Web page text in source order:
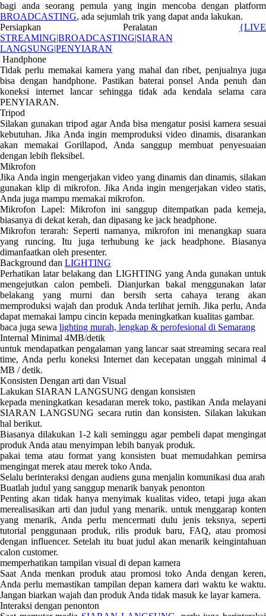
bagi anda seorang pemula yang ingin mencoba dengan platform
BROADCASTING, ada sejumlah trik yang dapat anda lakukan.
Persiapkan Peralatan {LIVE
STREAMING|BROADCASTING|SIARAN
LANGSUNG|PENYIARAN
Handphone
Tidak perlu memakai kamera yang mahal dan ribet, penjualnya juga
bisa dengan handphone. Pastikan baterai ponsel Anda penuh dan
koneksi internet lancar sehingga tidak ada kendala selama cara
PENYIARAN.
Tripod
Silakan gunakan tripod agar Anda bisa mengatur posisi kamera sesuai
kebutuhan. Jika Anda ingin memproduksi video dinamis, disarankan
akan memakai Gorillapod, Anda sanggup membuat penyesuaian
dengan lebih fleksibel.
Mikrofon
Jika Anda ingin mengerjakan video yang dinamis dan dinamis, silakan
gunakan klip di mikrofon. Jika Anda ingin mengerjakan video statis,
Anda juga mampu memakai mikrofon.
Mikrofon Lapel: Mikrofon ini sanggup ditempatkan pada kemeja,
biasanya di dekat kerah, dan dipasang ke jack headphone.
Mikrofon terarah: Seperti namanya, mikrofon ini menangkap suara
yang runcing. Itu juga terhubung ke jack headphone. Biasanya
dimanfaatkan oleh presenter.
Background dan LIGHTING
Perhatikan latar belakang dan LIGHTING yang Anda gunakan untuk
mengejutkan calon pembeli. Dianjurkan bakal menggunakan latar
belakang yang murni dan bersih serta cahaya terang akan
memproduksi wajah dan produk Anda terlihat jernih. Jika perlu, Anda
dapat memakai lampu cincin kepada meningkatkan kualitas gambar.
baca juga sewa lighting murah, lengkap & perofesional di Semarang
Internal Minimal 4MB/detik
untuk mendapatkan pengalaman yang lancar saat streaming secara real
time, Anda perlu koneksi Internet dan kecepatan unggah minimal 4
MB / detik.
Konsisten Dengan arti dan Visual
Lakukan SIARAN LANGSUNG dengan konsisten
kepada meningkatkan kesadaran merek toko, pastikan Anda melayani
SIARAN LANGSUNG secara rutin dan konsisten. Silakan lakukan
hal berikut.
Biasanya dilakukan 1-2 kali seminggu agar pembeli dapat mengingat
produk Anda atau menyimpan lebih banyak produk.
pakai tema atau format yang konsisten buat memudahkan pemirsa
mengingat merek atau merek toko Anda.
Selalu berinteraksi dengan audiens guna menjalin komunikasi dua arah
Buatlah judul yang sanggup menarik banyak penonton
Penting akan tidak hanya menyimak kualitas video, tetapi juga akan
merealisasikan arti dan judul yang menarik. untuk menggarap konten
yang menarik, Anda perlu mencermati dulu jenis teksnya, seperti
tutorial penggunaan produk, rilis produk baru, FAQ, atau promosi
dengan influencer. Setelah itu buat judul akan menarik keingintahuan
calon customer.
memperhatikan tampilan visual di depan kamera
Saat Anda menkan produk atau promosi toko Anda dengan keren,
Anda perlu memastikan tampilan depan kamera dari waktu ke waktu.
Jangan biarkan wajah dan produk Anda tidak masuk ke layar kamera.
Interaksi dengan penonton